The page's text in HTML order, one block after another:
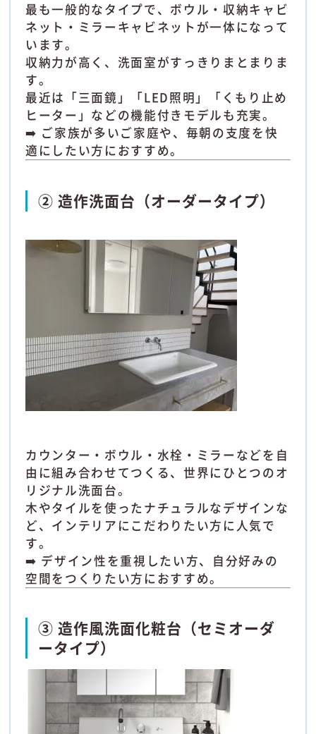
最も一般的なタイプで、ボウル・収納キャビ
ネット・ミラーキャビネットが一体になって
います。
収納力が高く、洗面室がすっきりまとまりま
す。
最近は「三面鏡」「LED照明」「くもり止め
ヒーター」などの機能付きモデルも充実。
➡️ ご家族が多いご家庭や、毎朝の支度を快
適にしたい方におすすめ。
② 造作洗面台（オーダータイプ）
カウンター・ボウル・水栓・ミラーなどを自
由に組み合わせてつくる、世界にひとつのオ
リジナル洗面台。
木やタイルを使ったナチュラルなデザインな
ど、インテリアにこだわりたい方に人気で
す。
➡️ デザイン性を重視したい方、自分好みの
空間をつくりたい方におすすめ。
③ 造作風洗面化粧台（セミオーダ
ータイプ）